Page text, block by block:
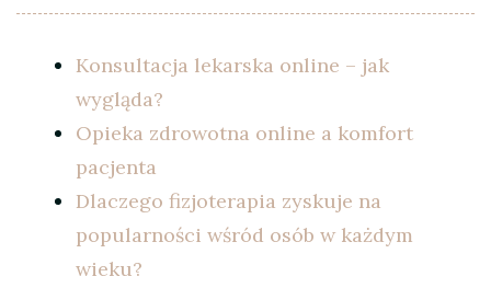
Konsultacja lekarska online – jak
wygląda?
Opieka zdrowotna online a komfort
pacjenta
Dlaczego fizjoterapia zyskuje na
popularności wśród osób w każdym
wieku?